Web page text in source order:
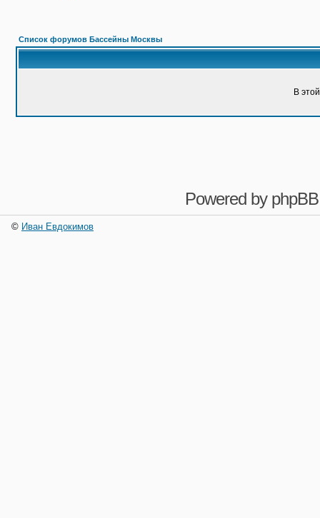
Список форумов Бассейны Москвы
В
Powered by phpBB
© Иван Евдокимов